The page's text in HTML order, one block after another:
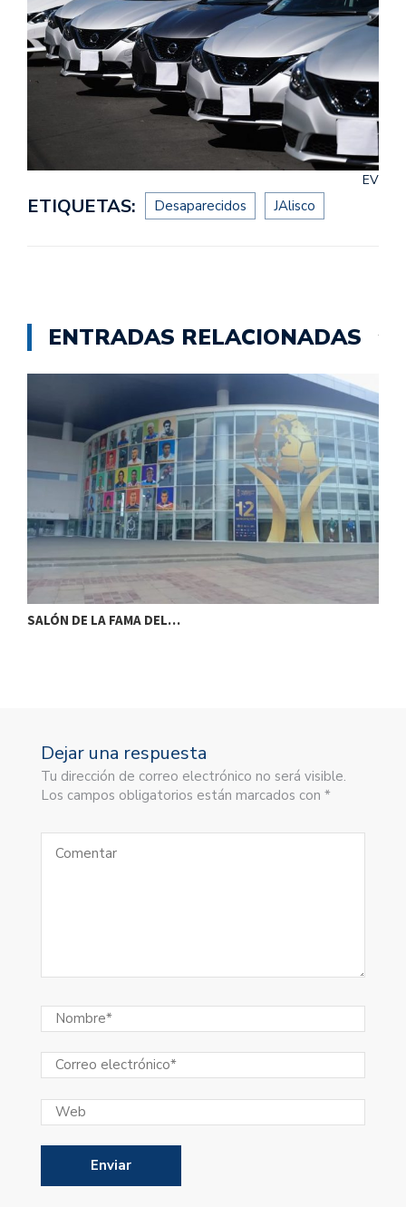
EV
ETIQUETAS: Desaparecidos JAlisco
ENTRADAS RELACIONADAS
SALÓN DE LA FAMA DEL…
Dejar una respuesta
Tu dirección de correo electrónico no será visible.
Los campos obligatorios están marcados con *